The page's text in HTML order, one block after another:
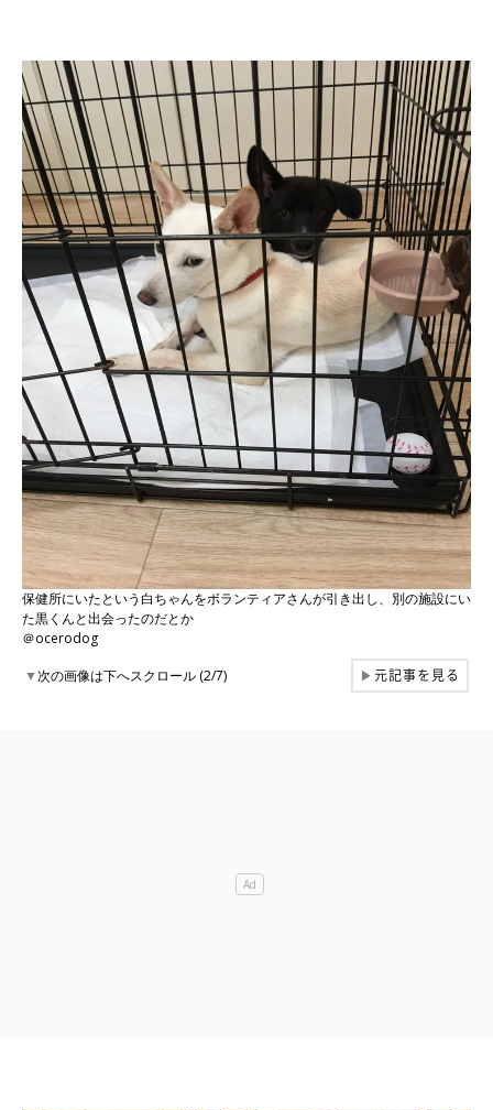
保健所にいたという白ちゃんをボランティアさんが引き出し、別の施設にい
た黒くんと出会ったのだとか
＠ocerodog
▼次の画像は下へスクロール (2/7) ▶元記事を見る